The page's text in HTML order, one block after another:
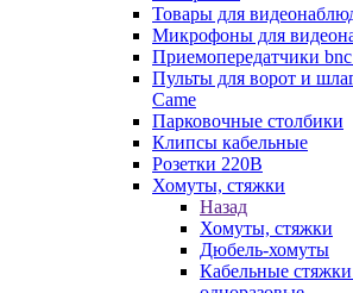
Товары для
Микрофоны для
Приемопередатчики
Пульты для ворот и
Came
Парковочные столбики
Клипсы кабельные
Розетки 220В
Хомуты, стяжки
Назад
Хомуты, стяжки
Дюбель-хомуты
Кабельные